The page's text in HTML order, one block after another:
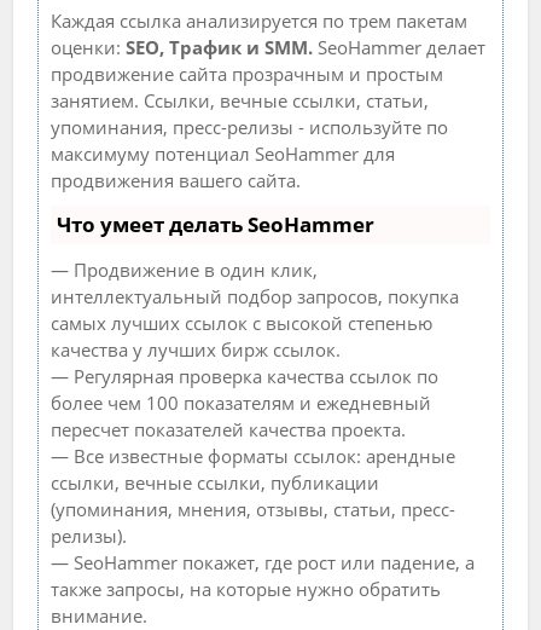
Каждая ссылка анализируется по трем пакетам
оценки:SEO, Трафик и SMM. SeoHammer делает
продвижение сайта прозрачным и простым
занятием. Ссылки, вечные ссылки, статьи,
упоминания, пресс-релизы - используйте по
максимуму потенциал SeoHammer для
продвижения вашего сайта.
Что умеет делать SeoHammer
— Продвижение в один клик,
интеллектуальный подбор запросов, покупка
самых лучших ссылок с высокой степенью
качества у лучших бирж ссылок.
— Регулярная проверка качества ссылок по
более чем 100 показателям и ежедневный
пересчет показателей качества проекта.
— Все известные форматы ссылок: арендные
ссылки, вечные ссылки, публикации
(упоминания, мнения, отзывы, статьи, пресс-
релизы).
— SeoHammer покажет, где рост или падение, а
также запросы, на которые нужно обратить
внимание.